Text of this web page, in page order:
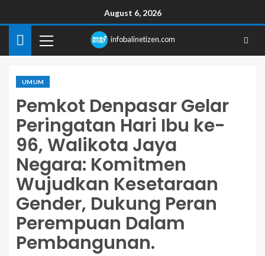
August 6, 2026
infobalinetizen.com
UMUM
Pemkot Denpasar Gelar
Peringatan Hari Ibu ke-
96, Walikota Jaya
Negara: Komitmen
Wujudkan Kesetaraan
Gender, Dukung Peran
Perempuan Dalam
Pembangunan.